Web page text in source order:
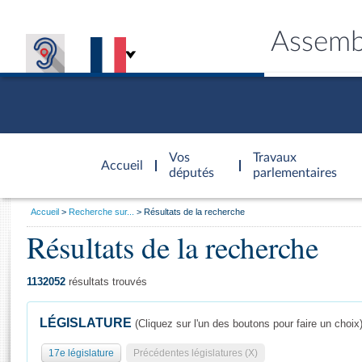
Accueil
d'accueil
Vos
députés
Travaux
parlementaires
Général
Vous
Accueil Recherche sur... Résultats de la recherche
Résultats de la recherche
1132052 résultats trouvés
LÉGISLATURE (Cliquez sur l'un des boutons pour faire un choix)
17e législature Précédentes législatures (X)